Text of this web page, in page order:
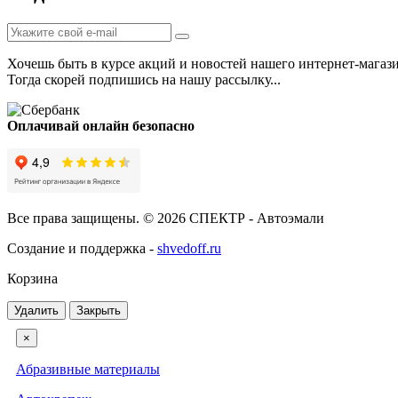
Хочешь быть в курсе акций и новостей нашего интернет-
Тогда скорей подпишись на нашу рассылку...
Оплачивай онлайн безопасно
Все права защищены. © 2026 СПЕКТР - Автоэмали
Создание и поддержка - shvedoff.ru
Корзина
Удалить Закрыть
×
Абразивные материалы